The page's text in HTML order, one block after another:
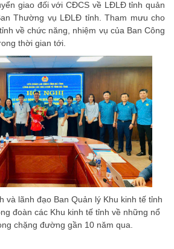
giao đối với CĐCS về LĐLĐ tỉnh quản
Thường vụ LĐLĐ tỉnh. Tham mưu cho
về chức năng, nhiệm vụ của Ban Công
thời gian tới.
lãnh đạo Ban Quản lý Khu kinh tế tỉnh
đoàn các Khu kinh tế tỉnh về những nổ
chặng đường gần 10 năm qua.